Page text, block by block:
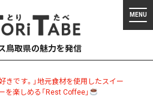
鳥取県の魅力を発信
きです。」地元食材を使用したスイー
楽しめる「Rest Coffee」